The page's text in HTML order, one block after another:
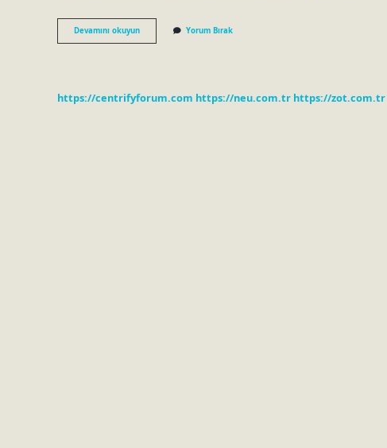
Devamını okuyunWalther
P99
Yorum Bırak
https://centrifyforum.com https://neu.com.tr https://zot.com.tr